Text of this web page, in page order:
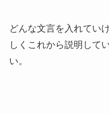
どんな文言を入れてい
しくこれから説明して
い。